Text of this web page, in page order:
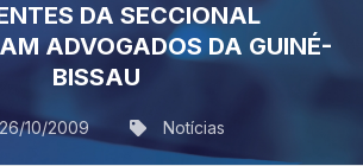
DA SECCIONAL
ADVOGADOS DA GUINÉ-
BISSAU
10/2009 Notícias